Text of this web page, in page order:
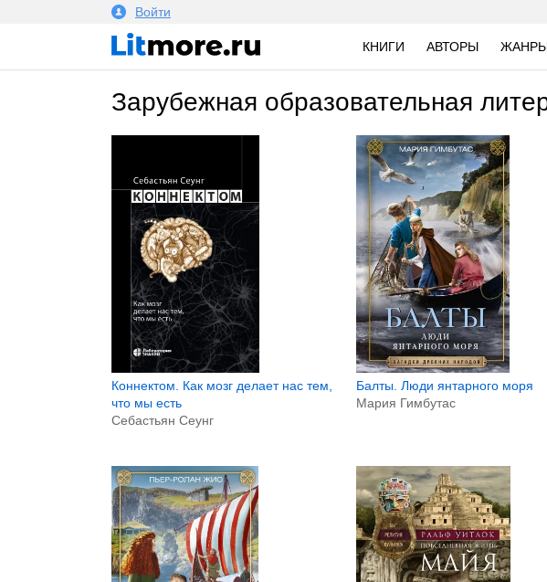
Войти
КНИГИ АВТОРЫ
зарубежная образовательная
Коннектом. Как мозг делает нас тем,
что мы есть
Себастьян Сеунг
Балты. Люди янтарного моря
Мария Гимбутас